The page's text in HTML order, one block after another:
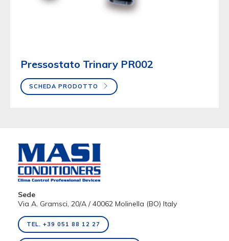
Pressostato Trinary PR002
SCHEDA PRODOTTO
Sede
Via A. Gramsci, 20/A / 40062 Molinella (BO) Italy
TEL. +39 051 88 12 27